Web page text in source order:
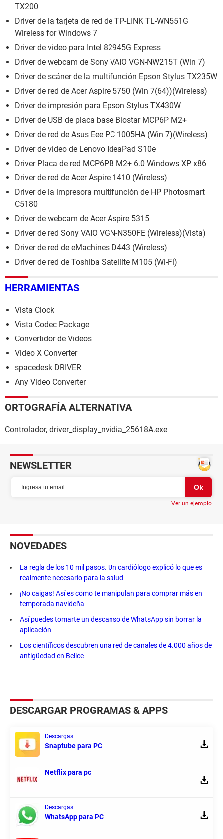
TX200
Driver de la tarjeta de red de TP-LINK TL-WN551G
Wireless for Windows 7
Driver de video para Intel 82945G Express
Driver de webcam de Sony VAIO VGN-NW215T (Win 7)
Driver de scáner de la multifunción Epson Stylus TX235W
Driver de red de Acer Aspire 5750 (Win 7(64))(Wireless)
Driver de impresión para Epson Stylus TX430W
Driver de USB de placa base Biostar MCP6P M2+
Driver de red de Asus Eee PC 1005HA (Win 7)(Wireless)
Driver de video de Lenovo IdeaPad S10e
Driver Placa de red MCP6PB M2+ 6.0 Windows XP x86
Driver de red de Acer Aspire 1410 (Wireless)
Driver de la impresora multifunción de HP Photosmart
C5180
Driver de webcam de Acer Aspire 5315
Driver de red Sony VAIO VGN-N350FE (Wireless)(Vista)
Driver de red de eMachines D443 (Wireless)
Driver de red de Toshiba Satellite M105 (Wi-Fi)
HERRAMIENTAS
Vista Clock
Vista Codec Package
Convertidor de Videos
Video X Converter
spacedesk DRIVER
Any Video Converter
ORTOGRAFÍA ALTERNATIVA
Controlador, driver_display_nvidia_25618A.exe
NEWSLETTER
Ver un ejemplo
NOVEDADES
La regla de los 10 mil pasos. Un cardiólogo explicó lo que es
realmente necesario para la salud
¡No caigas! Así es como te manipulan para comprar más en
temporada navideña
Así puedes tomarte un descanso de WhatsApp sin borrar la
aplicación
Los científicos descubren una red de canales de 4.000 años de
antigüedad en Belice
DESCARGAR PROGRAMAS & APPS
Descargas
Snaptube para PC
Netflix para pc
Descargas
WhatsApp para PC